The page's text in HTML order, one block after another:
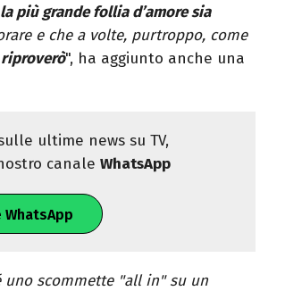
più grande follia d’amore sia
e che a volte, purtroppo, come
", ha aggiunto anche una
ultime news su TV,
canaleWhatsApp
WhatsApp
uno scommette "all in" su un